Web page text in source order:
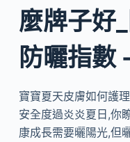
麼牌子好
防曬指數
寶寶夏天皮膚如何護
安全度過炎炎夏日,你
康成長需要曬陽光,但